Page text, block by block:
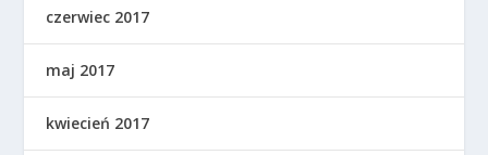
czerwiec 2017
maj 2017
kwiecień 2017